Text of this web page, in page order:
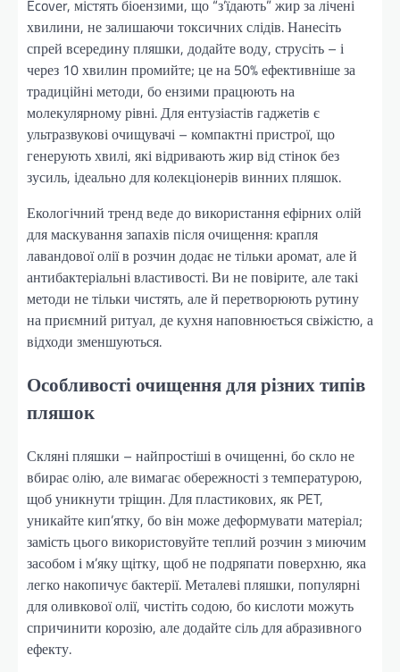
Ecover, містять біоензими, що “з’їдають” жир за лічені
хвилини, не залишаючи токсичних слідів. Нанесіть
спрей всередину пляшки, додайте воду, струсіть – і
через 10 хвилин промийте; це на 50% ефективніше за
традиційні методи, бо ензими працюють на
молекулярному рівні. Для ентузіастів гаджетів є
ультразвукові очищувачі – компактні пристрої, що
генерують хвилі, які відривають жир від стінок без
зусиль, ідеально для колекціонерів винних пляшок.
Екологічний тренд веде до використання ефірних олій
для маскування запахів після очищення: крапля
лавандової олії в розчин додає не тільки аромат, але й
антибактеріальні властивості. Ви не повірите, але такі
методи не тільки чистять, але й перетворюють рутину
на приємний ритуал, де кухня наповнюється свіжістю, а
відходи зменшуються.
Особливості очищення для різних типів
пляшок
Скляні пляшки – найпростіші в очищенні, бо скло не
вбирає олію, але вимагає обережності з температурою,
щоб уникнути тріщин. Для пластикових, як PET,
уникайте кип’ятку, бо він може деформувати матеріал;
замість цього використовуйте теплий розчин з миючим
засобом і м’яку щітку, щоб не подряпати поверхню, яка
легко накопичує бактерії. Металеві пляшки, популярні
для оливкової олії, чистіть содою, бо кислоти можуть
спричинити корозію, але додайте сіль для абразивного
ефекту.